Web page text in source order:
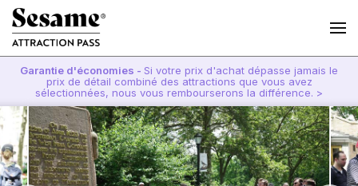
Garantie d'économies - Si votre prix d'achat dépasse jamais le
prix de détail combiné des attractions que vous avez
sélectionnées, nous vous rembourserons la différence. >